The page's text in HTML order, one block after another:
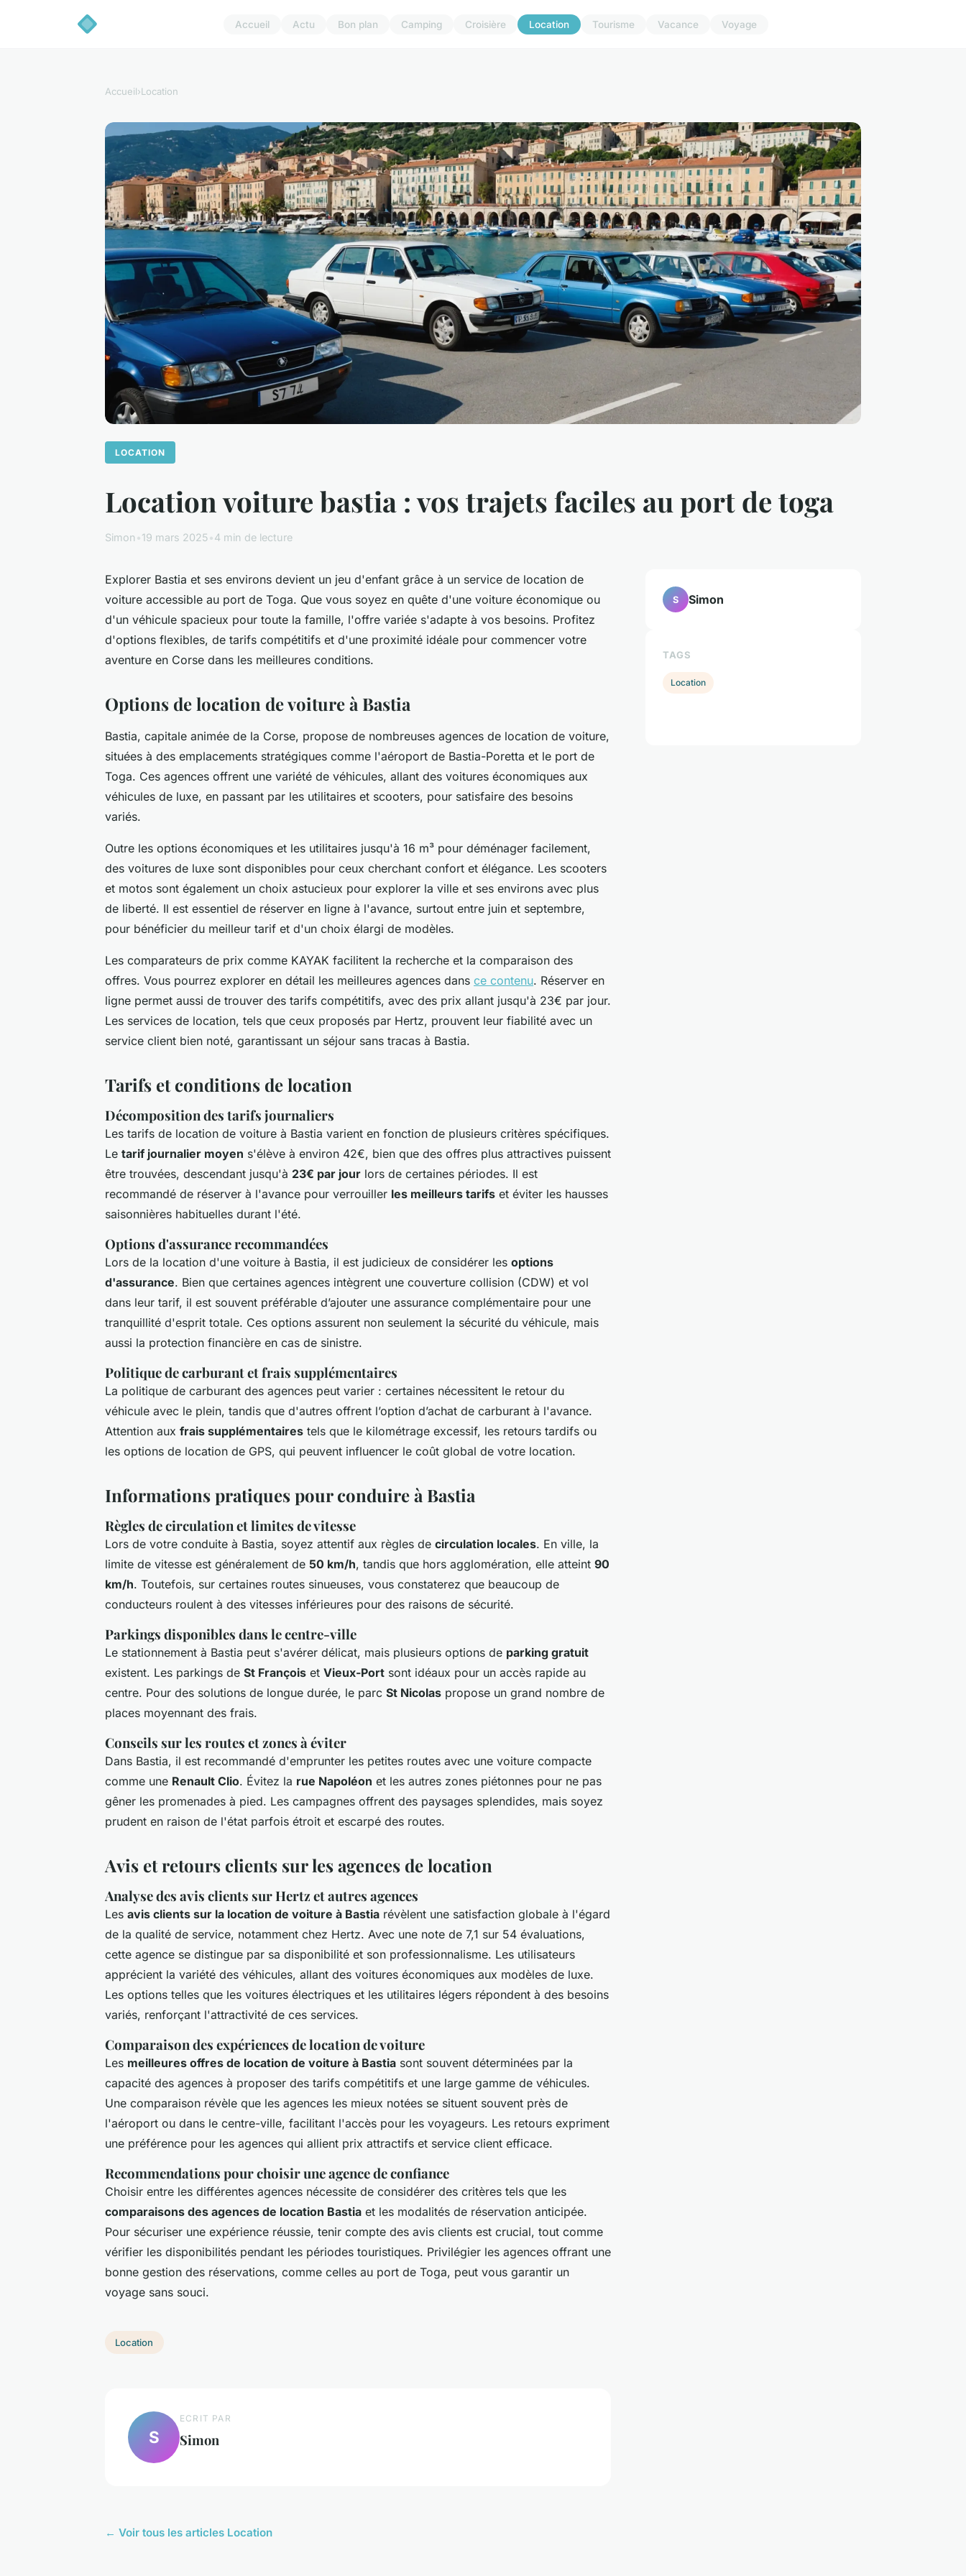
Accueil Actu Bon plan Camping Croisière Location Tourisme Vacance Voyage
Accueil›Location
LOCATION
Location voiture bastia : vos trajets faciles au port de toga
Simon •19 mars 2025•4 min de lecture
Explorer Bastia et ses environs devient un jeu d'enfant grâce à un service de location de
voiture accessible au port de Toga. Que vous soyez en quête d'une voiture économique ou
d'un véhicule spacieux pour toute la famille, l'offre variée s'adapte à vos besoins. Profitez
d'options flexibles, de tarifs compétitifs et d'une proximité idéale pour commencer votre
aventure en Corse dans les meilleures conditions.
Options de location de voiture à Bastia
Bastia, capitale animée de la Corse, propose de nombreuses agences de location de voiture,
situées à des emplacements stratégiques comme l'aéroport de Bastia-Poretta et le port de
Toga. Ces agences offrent une variété de véhicules, allant des voitures économiques aux
véhicules de luxe, en passant par les utilitaires et scooters, pour satisfaire des besoins
variés.
Outre les options économiques et les utilitaires jusqu'à 16 m³ pour déménager facilement,
des voitures de luxe sont disponibles pour ceux cherchant confort et élégance. Les scooters
et motos sont également un choix astucieux pour explorer la ville et ses environs avec plus
de liberté. Il est essentiel de réserver en ligne à l'avance, surtout entre juin et septembre,
pour bénéficier du meilleur tarif et d'un choix élargi de modèles.
Les comparateurs de prix comme KAYAK facilitent la recherche et la comparaison des
offres. Vous pourrez explorer en détail les meilleures agences dans ce contenu. Réserver en
ligne permet aussi de trouver des tarifs compétitifs, avec des prix allant jusqu'à 23€ par jour.
Les services de location, tels que ceux proposés par Hertz, prouvent leur fiabilité avec un
service client bien noté, garantissant un séjour sans tracas à Bastia.
Tarifs et conditions de location
Décomposition des tarifs journaliers
Les tarifs de location de voiture à Bastia varient en fonction de plusieurs critères spécifiques.
Le tarif journalier moyen s'élève à environ 42€, bien que des offres plus attractives puissent
être trouvées, descendant jusqu'à 23€ par jour lors de certaines périodes. Il est
recommandé de réserver à l'avance pour verrouiller les meilleurs tarifs et éviter les hausses
saisonnières habituelles durant l'été.
Options d'assurance recommandées
Lors de la location d'une voiture à Bastia, il est judicieux de considérer les options
d'assurance. Bien que certaines agences intègrent une couverture collision (CDW) et vol
dans leur tarif, il est souvent préférable d’ajouter une assurance complémentaire pour une
tranquillité d'esprit totale. Ces options assurent non seulement la sécurité du véhicule, mais
aussi la protection financière en cas de sinistre.
Politique de carburant et frais supplémentaires
La politique de carburant des agences peut varier : certaines nécessitent le retour du
véhicule avec le plein, tandis que d'autres offrent l’option d’achat de carburant à l'avance.
Attention aux frais supplémentaires tels que le kilométrage excessif, les retours tardifs ou
les options de location de GPS, qui peuvent influencer le coût global de votre location.
Informations pratiques pour conduire à Bastia
Règles de circulation et limites de vitesse
Lors de votre conduite à Bastia, soyez attentif aux règles de circulation locales. En ville, la
limite de vitesse est généralement de 50 km/h, tandis que hors agglomération, elle atteint 90
km/h. Toutefois, sur certaines routes sinueuses, vous constaterez que beaucoup de
conducteurs roulent à des vitesses inférieures pour des raisons de sécurité.
Parkings disponibles dans le centre-ville
Le stationnement à Bastia peut s'avérer délicat, mais plusieurs options de parking gratuit
existent. Les parkings de St François et Vieux-Port sont idéaux pour un accès rapide au
centre. Pour des solutions de longue durée, le parc St Nicolas propose un grand nombre de
places moyennant des frais.
Conseils sur les routes et zones à éviter
Dans Bastia, il est recommandé d'emprunter les petites routes avec une voiture compacte
comme une Renault Clio. Évitez la rue Napoléon et les autres zones piétonnes pour ne pas
gêner les promenades à pied. Les campagnes offrent des paysages splendides, mais soyez
prudent en raison de l'état parfois étroit et escarpé des routes.
Avis et retours clients sur les agences de location
Analyse des avis clients sur Hertz et autres agences
Les avis clients sur la location de voiture à Bastia révèlent une satisfaction globale à l'égard
de la qualité de service, notamment chez Hertz. Avec une note de 7,1 sur 54 évaluations,
cette agence se distingue par sa disponibilité et son professionnalisme. Les utilisateurs
apprécient la variété des véhicules, allant des voitures économiques aux modèles de luxe.
Les options telles que les voitures électriques et les utilitaires légers répondent à des besoins
variés, renforçant l'attractivité de ces services.
Comparaison des expériences de location de voiture
Les meilleures offres de location de voiture à Bastia sont souvent déterminées par la
capacité des agences à proposer des tarifs compétitifs et une large gamme de véhicules.
Une comparaison révèle que les agences les mieux notées se situent souvent près de
l'aéroport ou dans le centre-ville, facilitant l'accès pour les voyageurs. Les retours expriment
une préférence pour les agences qui allient prix attractifs et service client efficace.
Recommendations pour choisir une agence de confiance
Choisir entre les différentes agences nécessite de considérer des critères tels que les
comparaisons des agences de location Bastia et les modalités de réservation anticipée.
Pour sécuriser une expérience réussie, tenir compte des avis clients est crucial, tout comme
vérifier les disponibilités pendant les périodes touristiques. Privilégier les agences offrant une
bonne gestion des réservations, comme celles au port de Toga, peut vous garantir un
voyage sans souci.
Location
S
ECRIT PAR
Simon
← Voir tous les articles Location
S Simon
TAGS
Location